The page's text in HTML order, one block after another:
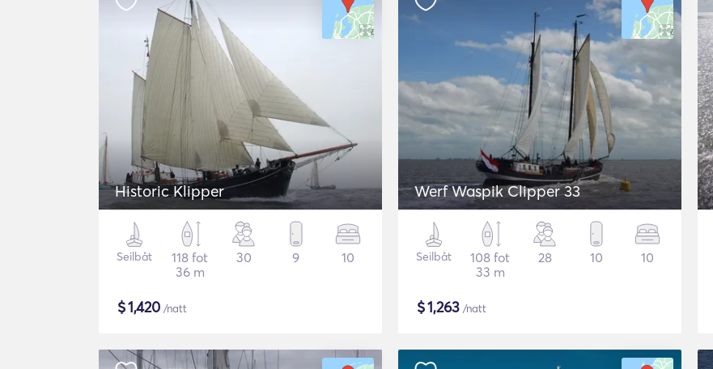
Historic Klipper
Seilbåt
118 fot
36 m
30 9 10
$1,420 /natt
Werf Waspik Clipper 33
Seilbåt
108 fot
33 m
28 10 10
$1,263 /natt